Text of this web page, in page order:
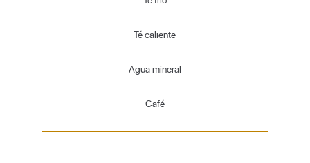
Té caliente
Agua mineral
Café